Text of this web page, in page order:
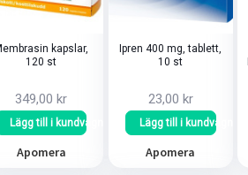
kapslar,
120 st
349,00 kr
Lägg till i kundvagn
Apomera
Ipren 400 mg, tablett,
10 st
23,00 kr
Lägg till i kundvagn
Apomera